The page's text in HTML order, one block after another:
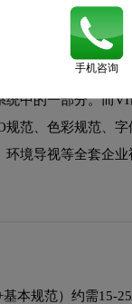
中的一部分。而
范、色彩规范、
境导视等全套企
本规范）约需15-
手机咨询